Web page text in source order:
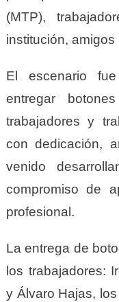
(MTP),
institución,
El escenario
entregar
trabajadores y
con dedicación,
venido
compromiso de
profesional.
La entrega de
los trabajadores:
y Álvaro Hajas,